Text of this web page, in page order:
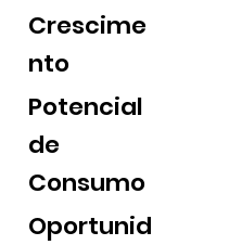
Crescime
nto
Potencial
de
Consumo
Oportunid